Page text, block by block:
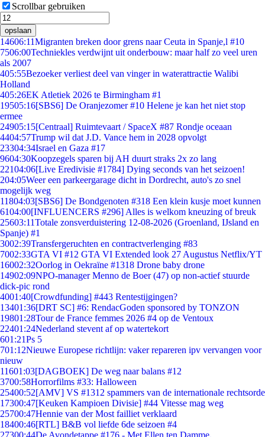
Scrollbar gebruiken
opslaan
14606:11Migranten breken door grens naar Ceuta in Spanje,l #10
7506:00Techniekles verdwijnt uit onderbouw: maar half zo veel uren
als 2007
405:55Bezoeker verliest deel van vinger in waterattractie Walibi
Holland
405:26EK Atletiek 2026 te Birmingham #1
19505:16[SBS6] De Oranjezomer #10 Helene je kan het niet stop
ermee
24905:15[Centraal] Ruimtevaart / SpaceX #87 Rondje oceaan
4404:57Trump wil dat J.D. Vance hem in 2028 opvolgt
23304:34Israel en Gaza #17
9604:30Koopzegels sparen bij AH duurt straks 2x zo lang
22104:06[Live Eredivisie #1784] Dying seconds van het seizoen!
204:05Weer een parkeergarage dicht in Dordrecht, auto's zo snel
mogelijk weg
11804:03[SBS6] De Bondgenoten #318 Een klein kusje moet kunnen
6104:00[INFLUENCERS #296] Alles is welkom kneuzing of breuk
25603:11Totale zonsverduistering 12-08-2026 (Groenland, IJsland en
Spanje) #1
3002:39Transfergeruchten en contractverlenging #83
7002:33GTA VI #12 GTA VI Extended look 27 Augustus Netflix/YT
16002:32Oorlog in Oekraïne #1318 Drone baby drone
14902:09NPO-manager Menno de Boer (47) op non-actief stuurde
dick-pic rond
4001:40[Crowdfunding] #443 Rentestijgingen?
13401:36[DRT SC] #6: RendacGoden sponsored by TONZON
19801:28Tour de France femmes 2026 #4 op de Ventoux
22401:24Nederland stevent af op watertekort
601:21Ps 5
701:12Nieuwe Europese richtlijn: vaker repareren ipv vervangen voor
nieuw
11601:03[DAGBOEK] De weg naar balans #12
3700:58Horrorfilms #33: Halloween
25400:52[AMV] VS #1312 spammers van de internationale rechtsorde
17300:47[Keuken Kampioen Divisie] #44 Vitesse mag weg
25700:47Hennie van der Most failliet verklaard
18400:46[RTL] B&B vol liefde 6de seizoen #4
27300:44De Avondetappe #176 - Met Ellen ten Damme.